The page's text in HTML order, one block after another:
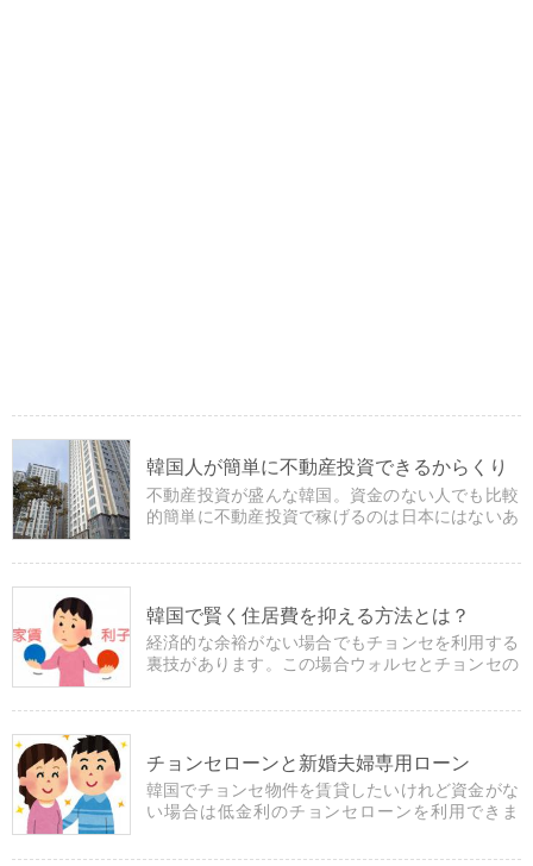
韓国人が簡単に不動産投資できるからくり
不動産投資が盛んな韓国。資金のない人でも比較
的簡単に不動産投資で稼げるのは日本にはないあ
か見てみましょう！
韓国で賢く住居費を抑える方法とは？
経済的な余裕がない場合でもチョンセを利用する
裏技があります。この場合ウォルセとチョンセの
ょうか？
チョンセローンと新婚夫婦専用ローン
韓国でチョンセ物件を賃貸したいけれど資金がな
い場合は低金利のチョンセローンを利用できま
ます。